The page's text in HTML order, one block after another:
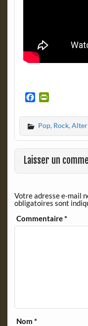
c
e
b
o
o
k
i
n
t
F
r
e
d
l
y
Pop, Rock,
Laisser un
Votre adresse e-mail
obligatoires sont
Commentaire*
Nom*